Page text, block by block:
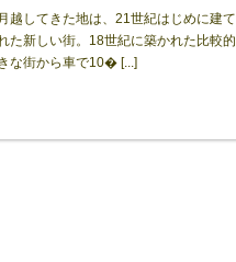
越してきた地は、21世紀はじめに建て
た新しい街。18世紀に築かれた比較的
な街から車で10� [...]